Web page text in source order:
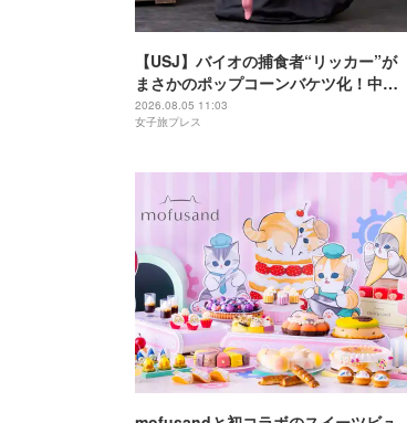
【USJ】バイオの捕食者“リッカー”が
まさかのポップコーンバケツ化！中身
は味噌フレーバー
2026.08.05 11:03
女子旅プレス